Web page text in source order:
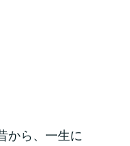
から、一生に